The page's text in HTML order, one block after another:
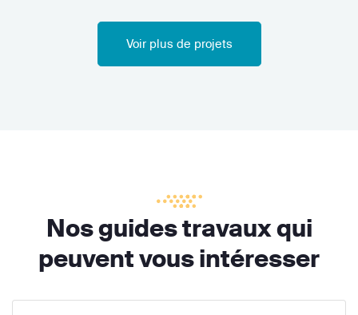
Voir plus de projets
Nos guides travaux qui
peuvent vous intéresser